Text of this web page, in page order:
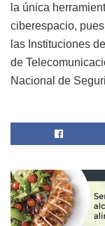
la única
ciberespacio,
las Instituciones
de
Nacional de